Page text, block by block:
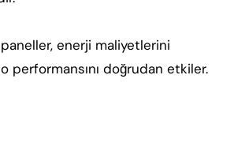
enerji maliyetlerini
performansını doğrudan etkiler.